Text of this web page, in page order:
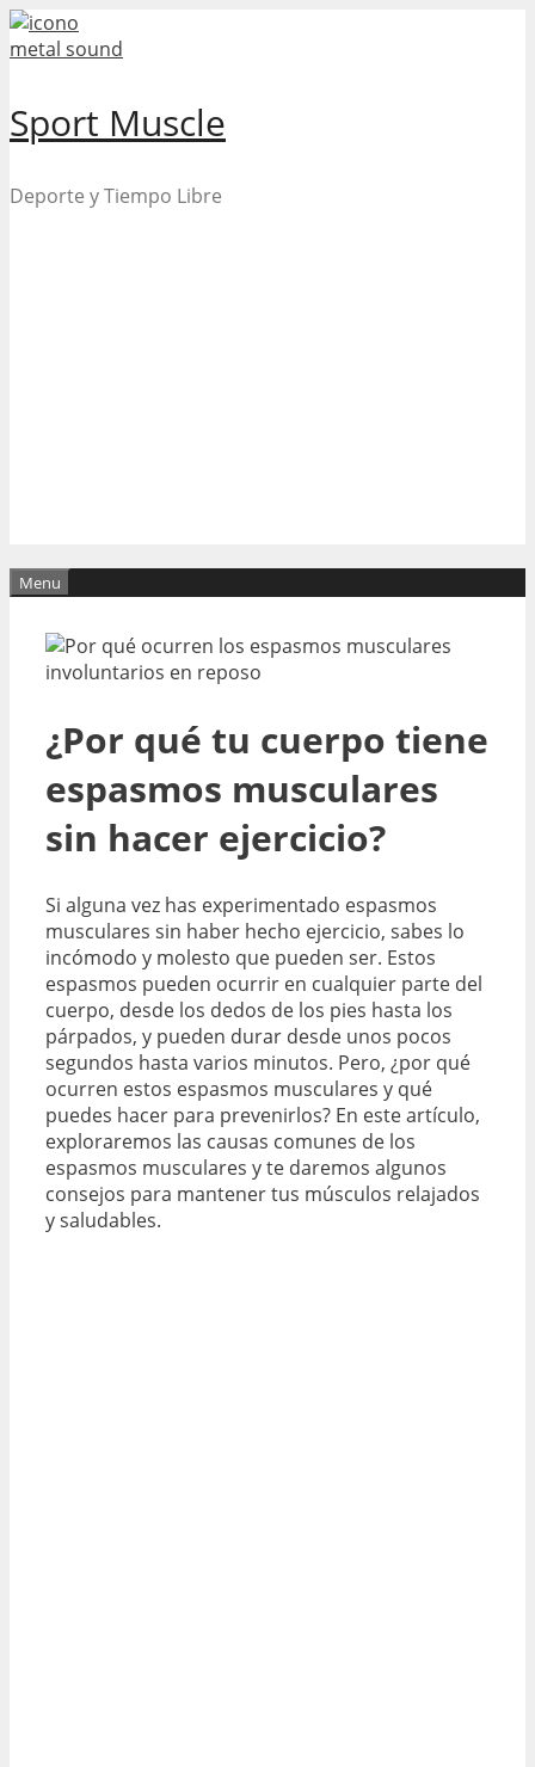
Skip
to
Sport Muscle
Deporte y Tiempo Libre
Menu
¿Por qué tu cuerpo tiene
espasmos musculares
sin hacer ejercicio?
Si alguna vez has experimentado espasmos
musculares sin haber hecho ejercicio, sabes lo
incómodo y molesto que pueden ser. Estos
espasmos pueden ocurrir en cualquier parte del
cuerpo, desde los dedos de los pies hasta los
párpados, y pueden durar desde unos pocos
segundos hasta varios minutos. Pero, ¿por qué
ocurren estos espasmos musculares y qué
puedes hacer para prevenirlos? En este artículo,
exploraremos las causas comunes de los
espasmos musculares y te daremos algunos
consejos para mantener tus músculos relajados
y saludables.